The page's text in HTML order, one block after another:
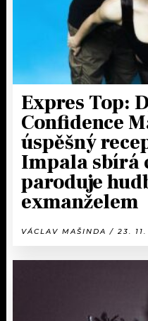
Expres Top:
Confidence
úspěšný
Impala sbírá
paroduje
exmanželem
VÁCLAV MAŠINDA / 23.